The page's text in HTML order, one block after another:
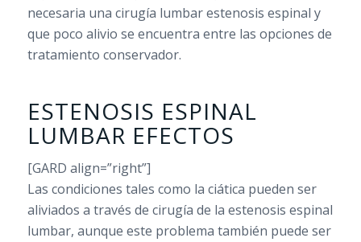
necesaria una cirugía lumbar estenosis espinal y
que poco alivio se encuentra entre las opciones de
tratamiento conservador.
ESTENOSIS ESPINAL
LUMBAR EFECTOS
[GARD align=”right”]
Las condiciones tales como la ciática pueden ser
aliviados a través de cirugía de la estenosis espinal
lumbar, aunque este problema también puede ser